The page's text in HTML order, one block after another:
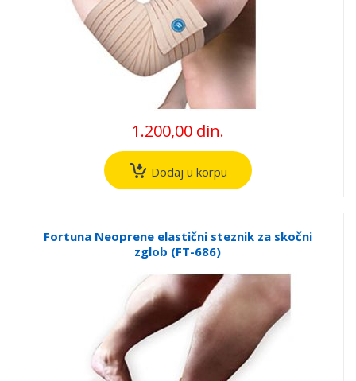
1.200,00 din.
Dodaj u korpu
Fortuna Neoprene elastični steznik za skočni
zglob (FT-686)